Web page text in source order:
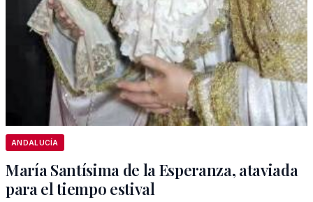
ANDALUCÍA
María Santísima de la Esperanza, ataviada
para el tiempo estival